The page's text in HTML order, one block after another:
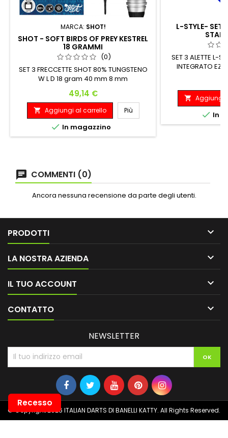
MARCA: SHOT!
SHOT - SOFT BIRDS OF PREY KESTREL
18 GRAMMI
(0)
SET 3 FRECCETTE SHOT 80% TUNGSTENO
W L D 18 gram 40 mm 8 mm
Prezzo
49,14 €
 Aggiungi al carrello Più
 In magazzino
L-STYLE- SET
SET 3 ALETTE L-
INTEGRATO EZ
 Aggiungi
 In
COMMENTI (0)
Ancora nessuna recensione da parte degli utenti.
PRODOTTI 
LA NOSTRA AZIENDA 
IL TUO ACCOUNT 
CONTATTO 
NEWSLETTER
© Copyright 2026 ITALIAN DARTS DI BANELLI KATTY. All Rights Reserved.
Recesso